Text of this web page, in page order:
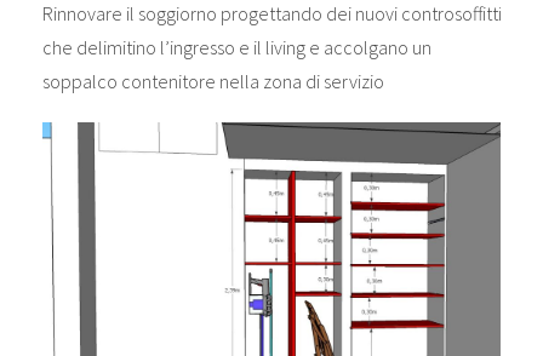
Rinnovare il soggiorno progettando dei nuovi controsoffitti
che delimitino l’ingresso e il living e accolgano un
soppalco contenitore nella zona di servizio